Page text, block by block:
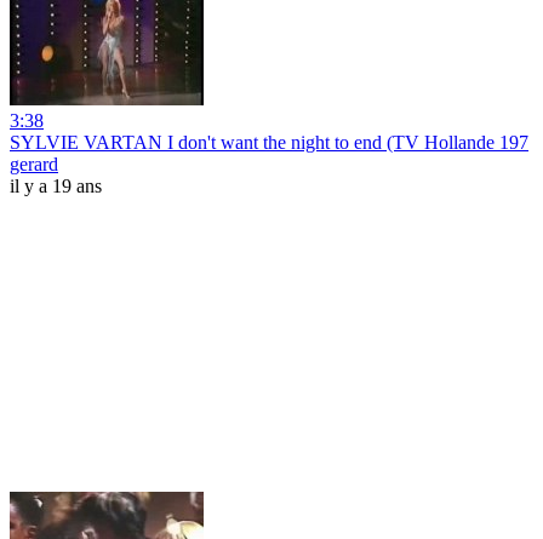
3:38
SYLVIE VARTAN I don't want the night to end (TV Hollande 197
gerard
il y a 19 ans